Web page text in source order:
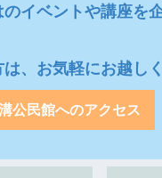
イベントや講座を
、お気軽にお越しく
公民館へのアクセス